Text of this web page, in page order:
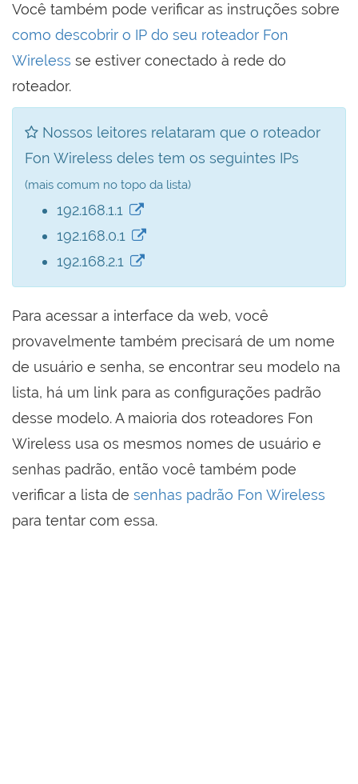
Você também pode verificar as instruções sobre
como descobrir o IP do seu roteador Fon
Wireless se estiver conectado à rede do
roteador.
Nossos leitores relataram que o roteador
Fon Wireless deles tem os seguintes IPs
(mais comum no topo da lista)
192.168.1.1
192.168.0.1
192.168.2.1
Para acessar a interface da web, você
provavelmente também precisará de um nome
de usuário e senha, se encontrar seu modelo na
lista, há um link para as configurações padrão
desse modelo. A maioria dos roteadores Fon
Wireless usa os mesmos nomes de usuário e
senhas padrão, então você também pode
verificar a lista de senhas padrão Fon Wireless
para tentar com essa.